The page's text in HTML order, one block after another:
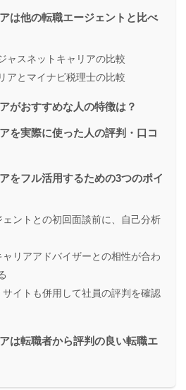
は他の転職エージェントと比べ
ャスネットキャリアの比較
アとマイナビ税理士の比較
がおすすめな人の特徴は？
を実際に使った人の評判・口コ
をフル活用するための3つのポイ
ントとの初回面談前に、自己分析
リアアドバイザーとの相性が合わ
イトも併用して社員の評判を確認
は転職者から評判の良い転職エ